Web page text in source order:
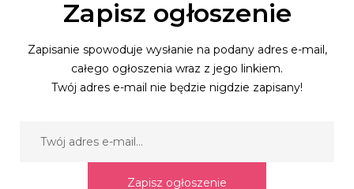
Zapisz ogłoszenie
Zapisanie spowoduje wysłanie na podany adres e-mail,
całego ogłoszenia wraz z jego linkiem.
Twój adres e-mail nie będzie nigdzie zapisany!
Zapisz ogłoszenie